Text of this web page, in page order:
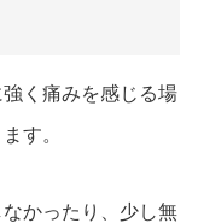
く痛みを感じる場
す。
かったり、少し無